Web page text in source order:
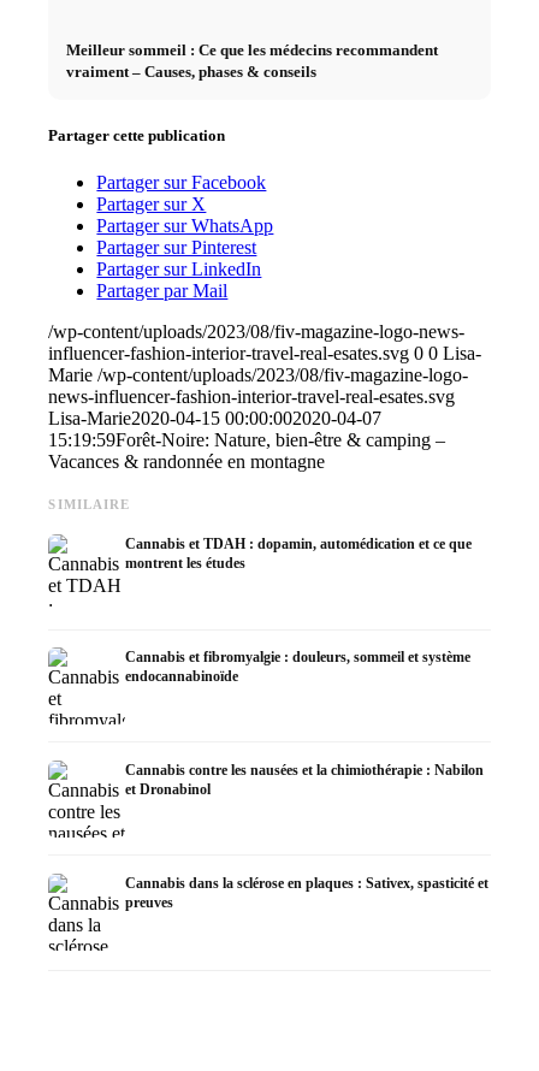
Meilleur sommeil : Ce que les médecins recommandent
vraiment – Causes, phases & conseils
Partager cette publication
Partager sur Facebook
Partager sur X
Partager sur WhatsApp
Partager sur Pinterest
Partager sur LinkedIn
Partager par Mail
/wp-content/uploads/2023/08/fiv-magazine-logo-news-
influencer-fashion-interior-travel-real-esates.svg 0 0 Lisa-
Marie /wp-content/uploads/2023/08/fiv-magazine-logo-
news-influencer-fashion-interior-travel-real-esates.svg
Lisa-Marie2020-04-15 00:00:002020-04-07
15:19:59Forêt-Noire: Nature, bien-être & camping –
Vacances & randonnée en montagne
SIMILAIRE
Cannabis et TDAH : dopamin, automédication et ce que
montrent les études
Cannabis et fibromyalgie : douleurs, sommeil et système
endocannabinoïde
Cannabis contre les nausées et la chimiothérapie : Nabilon
et Dronabinol
Cannabis dans la sclérose en plaques : Sativex, spasticité et
preuves